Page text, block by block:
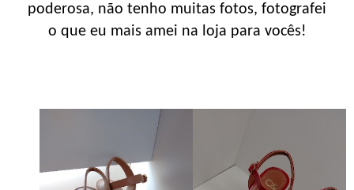
poderosa, não tenho muitas fotos, fotografei
o que eu mais amei na loja para vocês!